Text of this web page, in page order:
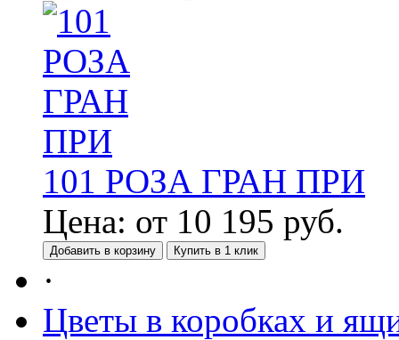
101 РОЗА ГРАН ПРИ
Цена: от 10 195 руб.
Добавить в корзину Купить в 1 клик
·
Цветы в коробках и